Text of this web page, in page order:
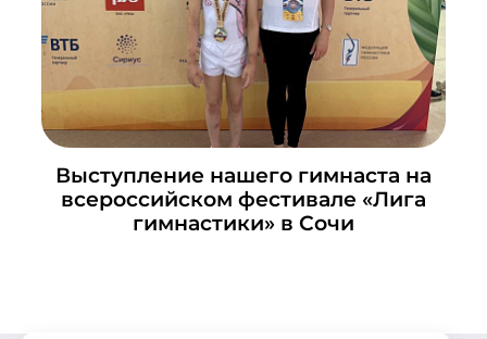
Выступление нашего гимнаста на
всероссийском фестивале «Лига
гимнастики» в Сочи